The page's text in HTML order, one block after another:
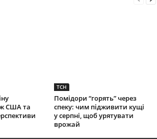
США та
ТСН
Помідори “горять” через
спеку: чим підживити кущі
у серпні, щоб урятувати
врожай